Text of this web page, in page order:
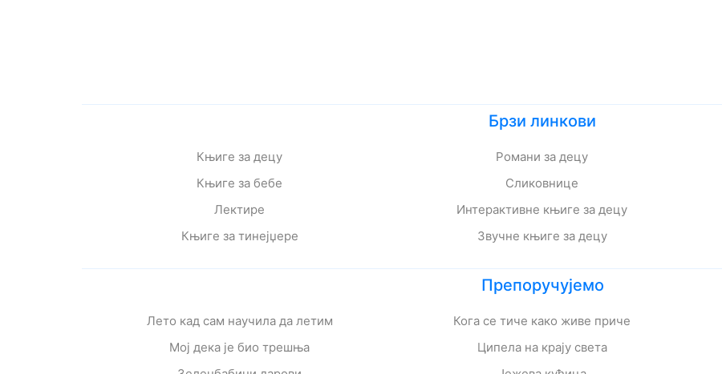
Брзи линкови
Књиге за децу
Књиге за бебе
Лектире
Књиге за тинејџере
Романи за децу
Сликовнице
Интерактивне књиге за децу
Звучне књиге за децу
Препоручујемо
Лето кад сам научила да летим
Мој дека је био трешња
Кога се тиче како живе приче
Ципела на крају света